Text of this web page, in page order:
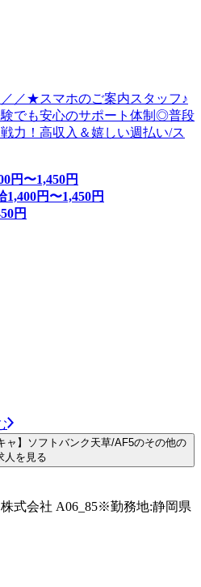
／★スマホのご案内スタッフ♪
でも安心のサポート体制◎普段
力！高収入＆嬉しい週払い/ス
円〜1,450円
1,400円〜1,450円
円
ャ】ソフトバンク天草/AF5のその他の
人を見る
式会社 A06_85※勤務地:静岡県